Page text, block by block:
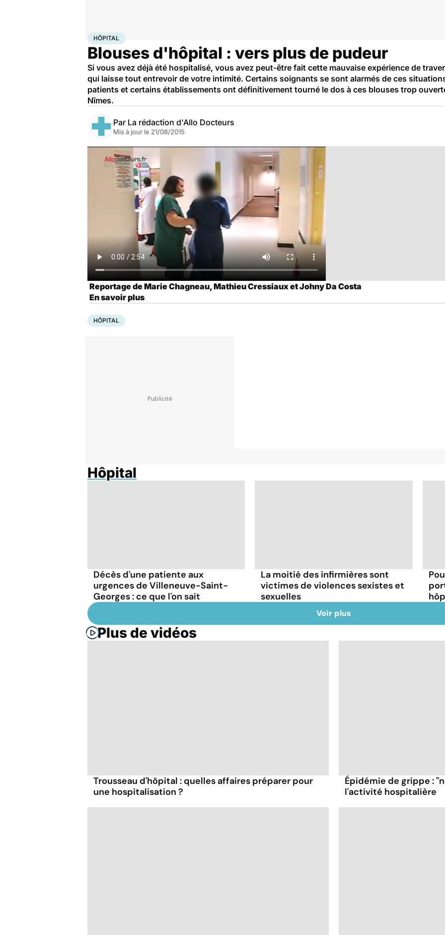
AccueilSantéSociété
HÔPITAL
Blouses d'hôpital : vers plus de pudeur
Si vous avez déjà été hospitalisé, vous avez peut-être fait cette mauvaise expérience de
qui laisse tout entrevoir de votre intimité. Certains soignants se sont alarmés de ces
patients et certains établissements ont définitivement tourné le dos à ces blouses trop
Nîmes.
Par La rédaction d'Allo Docteurs
Mis à jour le 21/08/2015
Reportage de Marie Chagneau, Mathieu Cressiaux et Johny Da Costa
En savoir plus
HÔPITAL
Hôpital
Décès d'une patiente aux
urgences de Villeneuve-Saint-
Georges : ce que l'on sait
La moitié des infirmières sont
victimes de violences sexistes et
sexuelles
Voir plus
Plus de vidéos
Trousseau d'hôpital : quelles affaires préparer pour
une hospitalisation ?
Épidémie de grippe :
l'activité hospitalière